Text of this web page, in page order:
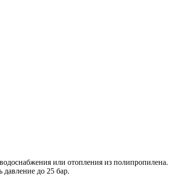
или отопления из
до 25 бар.